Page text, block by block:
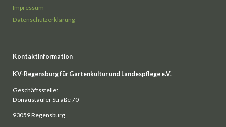
Impressum
Datenschutzerklärung
Kontaktinformation
KV-Regensburg für Gartenkultur und Landespflege e.V.
Geschäftsstelle:
Donaustaufer Straße 70
93059 Regensburg